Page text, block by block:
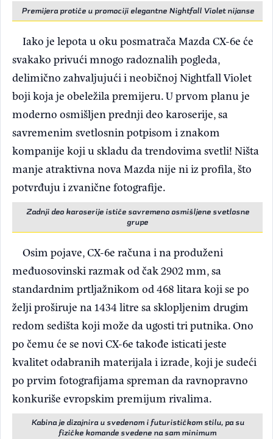
Premijera protiče u promociji elegantne Nightfall Violet nijanse
Iako je lepota u oku posmatrača Mazda CX-6e će
svakako privući mnogo radoznalih pogleda,
delimično zahvaljujući i neobičnoj Nightfall Violet
boji koja je obeležila premijeru. U prvom planu je
moderno osmišljen prednji deo karoserije, sa
savremenim svetlosnin potpisom i znakom
kompanije koji u skladu da trendovima svetli! Ništa
manje atraktivna nova Mazda nije ni iz profila, što
potvrđuju i zvanične fotografije.
Zadnji deo karoserije ističe savremeno osmišljene svetlosne
grupe
Osim pojave, CX-6e računa i na produženi
međuosovinski razmak od čak 2902 mm, sa
standardnim prtljažnikom od 468 litara koji se po
želji proširuje na 1434 litre sa sklopljenim drugim
redom sedišta koji može da ugosti tri putnika. Ono
po čemu će se novi CX-6e takođe isticati jeste
kvalitet odabranih materijala i izrade, koji je sudeći
po prvim fotografijama spreman da ravnopravno
konkuriše evropskim premijum rivalima.
Kabina je dizajnira u svedenom i futurističkom stilu, pa su
fizičke komande svedene na sam minimum